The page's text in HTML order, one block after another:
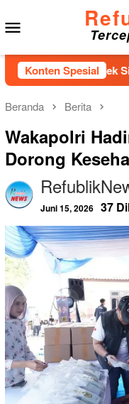
ke
konten
Konten Spesial
Aek Silaga Laga
Beranda Berita
Wakapolri
Dorong
Juni 15, 2026 37